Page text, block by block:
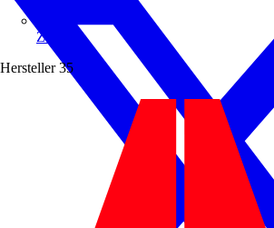
Zaptec
Hersteller 35